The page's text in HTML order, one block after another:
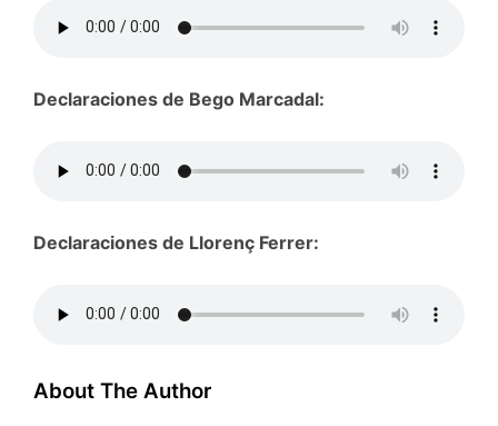
Declaraciones de Bego Marcadal:
Declaraciones de Llorenç Ferrer:
About The Author